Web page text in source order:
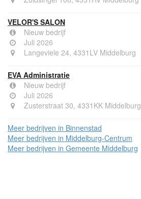
VELOR'S SALON
Nieuw bedrijf
Juli 2026
Langeviele 24, 4331LV Middelburg
EVA Administratie
Nieuw bedrijf
Juli 2026
Zusterstraat 30, 4331KK Middelburg
Meer bedrijven in Binnenstad
Meer bedrijven in Middelburg-Centrum
Meer bedrijven in Gemeente Middelburg